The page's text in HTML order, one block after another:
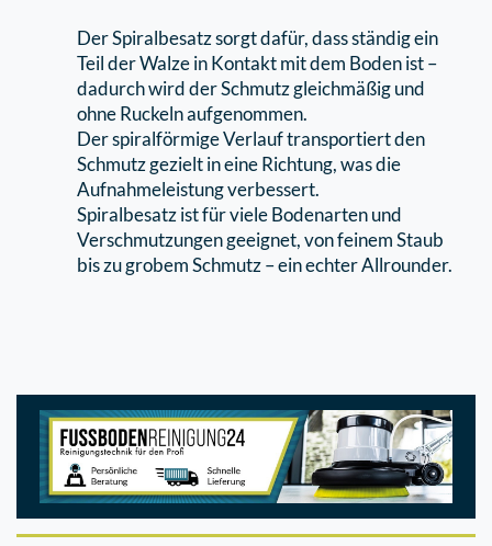
Der Spiralbesatz sorgt dafür, dass ständig ein
Teil der Walze in Kontakt mit dem Boden ist –
dadurch wird der Schmutz gleichmäßig und
ohne Ruckeln aufgenommen.
Der spiralförmige Verlauf transportiert den
Schmutz gezielt in eine Richtung, was die
Aufnahmeleistung verbessert.
Spiralbesatz ist für viele Bodenarten und
Verschmutzungen geeignet, von feinem Staub
bis zu grobem Schmutz – ein echter Allrounder.